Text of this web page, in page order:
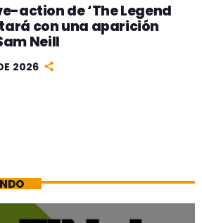
action de ‘The Legend
con una aparición
Neill
2026